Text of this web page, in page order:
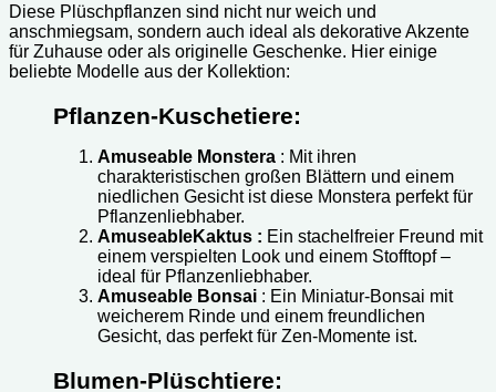
Diese Plüschpflanzen sind nicht nur weich und
anschmiegsam, sondern auch ideal als dekorative Akzente
für Zuhause oder als originelle Geschenke. Hier einige
beliebte Modelle aus der Kollektion:
Pflanzen-Kuschetiere:
Amuseable Monstera : Mit ihren
charakteristischen großen Blättern und einem
niedlichen Gesicht ist diese Monstera perfekt für
Pflanzenliebhaber.
AmuseableKaktus : Ein stachelfreier Freund mit
einem verspielten Look und einem Stofftopf –
ideal für Pflanzenliebhaber.
Amuseable Bonsai : Ein Miniatur-Bonsai mit
weicherem Rinde und einem freundlichen
Gesicht, das perfekt für Zen-Momente ist.
Blumen-Plüschtiere: